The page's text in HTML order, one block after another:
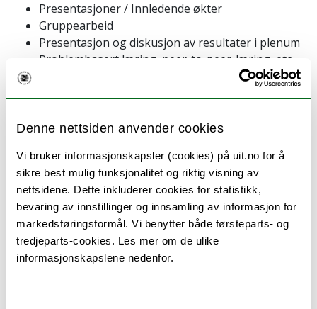
Denne nettsiden anvender cookies
Vi bruker informasjonskapsler (cookies) på uit.no for å
sikre best mulig funksjonalitet og riktig visning av
nettsidene. Dette inkluderer cookies for statistikk,
bevaring av innstillinger og innsamling av informasjon for
markedsføringsformål. Vi benytter både førsteparts- og
tredjeparts-cookies. Les mer om de ulike
informasjonskapslene nedenfor.
Presentasjoner / Innledende økter
Gruppearbeid
Presentasjon og diskusjon av resultater i plenum
Problembasert læring, peer-to-peer-læring, etc.
www.eugloh.eu
ENGLISH: